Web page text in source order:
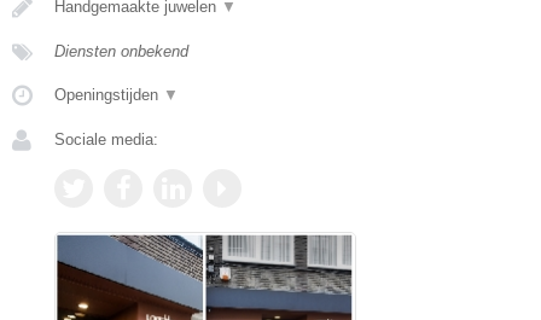
Handgemaakte juwelen ▼
Diensten onbekend
Openingstijden ▼
Sociale media: